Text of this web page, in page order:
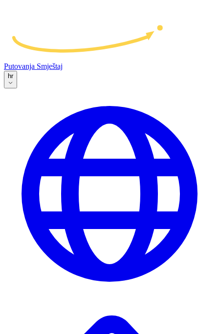
Putovanja Smještaj
hr